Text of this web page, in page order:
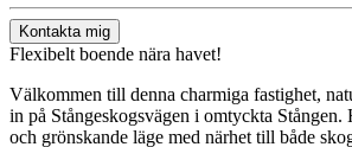
Kontakta mig
Flexibelt boende nära havet!
Välkommen till denna charmiga fastighet,
in på Stångeskogsvägen i omtyckta
och grönskande läge med närhet till både